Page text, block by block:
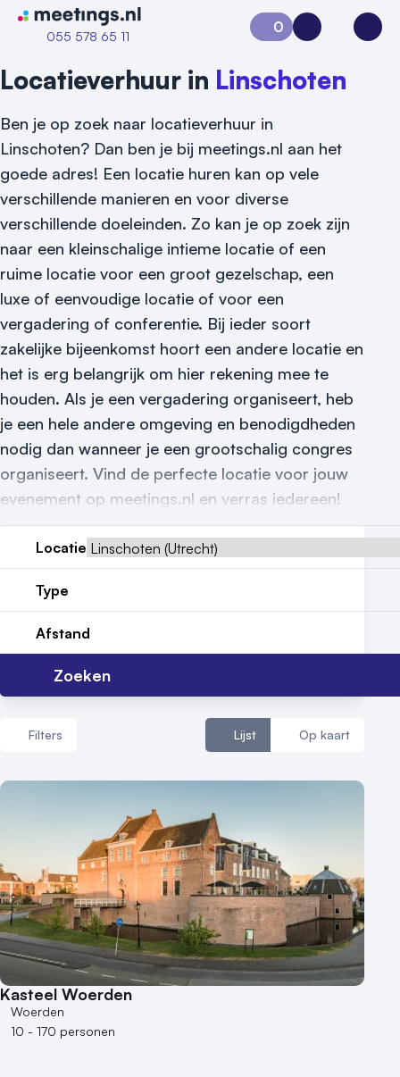
Naar home van Meetings
055 578 65 11
Vraag locatie aan
Locatiegids
Meld locatie aan
Nieuws
Reviews (5⭐️)
Contact
0
Aanvraag 0Inloggen
Locatieverhuur in Linschoten
Ben je op zoek naar locatieverhuur in
Linschoten? Dan ben je bij meetings.nl aan het
goede adres! Een locatie huren kan op vele
verschillende manieren en voor diverse
verschillende doeleinden. Zo kan je op zoek zijn
naar een kleinschalige intieme locatie of een
ruime locatie voor een groot gezelschap, een
luxe of eenvoudige locatie of voor een
vergadering of conferentie. Bij ieder soort
zakelijke bijeenkomst hoort een andere locatie en
het is erg belangrijk om hier rekening mee te
houden. Als je een vergadering organiseert, heb
je een hele andere omgeving en benodigdheden
nodig dan wanneer je een grootschalig congres
organiseert. Vind de perfecte locatie voor jouw
evenement op meetings.nl en verras iedereen!
Locatie
Type
Afstand
Zoeken
Filters Lijst Op kaart
1 - 5 zalen
6 - 10 zalen
10 of meer zalen
Aantal personen
1 - 50 personen
50 - 100 personen
100 - 250 personen
250 - 500 personen
Kasteel Woerden
Woerden
10 - 170 personen